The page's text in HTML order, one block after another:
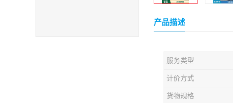
产品描述
服务类型
计价方式
货物规格